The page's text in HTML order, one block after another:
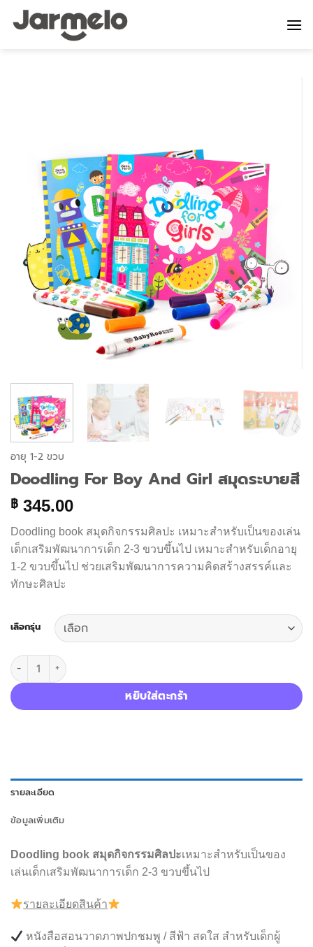
อายุ 1-2 ขวบ
Doodling For Boy And Girl สมุดระบายสี
฿ 345.00
Doodling book สมุดกิจกรรมศิลปะ เหมาะสำหรับเป็นของเล่น
เด็กเสริมพัฒนาการเด็ก 2-3 ขวบขึ้นไป เหมาะสำหรับเด็กอายุ
1-2 ขวบขึ้นไป ช่วยเสริมพัฒนาการความคิดสร้างสรรค์และ
ทักษะศิลปะ
เลือกรุ่น
จำนวน Doodling For Boy And Girl สมุดระบายสี ชิ้น
หยิบใส่ตะกร้า
รายละเอียด
ข้อมูลเพิ่มเติม
Doodling book สมุดกิจกรรมศิลปะเหมาะสำหรับเป็นของ
เล่นเด็กเสริมพัฒนาการเด็ก 2-3 ขวบขึ้นไป
รายละเอียดสินค้า
หนังสือสอนวาดภาพปกชมพู / สีฟ้า สดใส สำหรับเด็กผู้